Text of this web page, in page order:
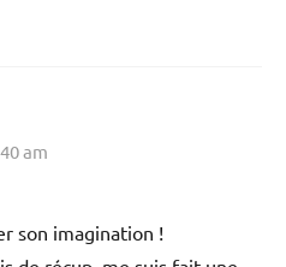
am
son imagination !